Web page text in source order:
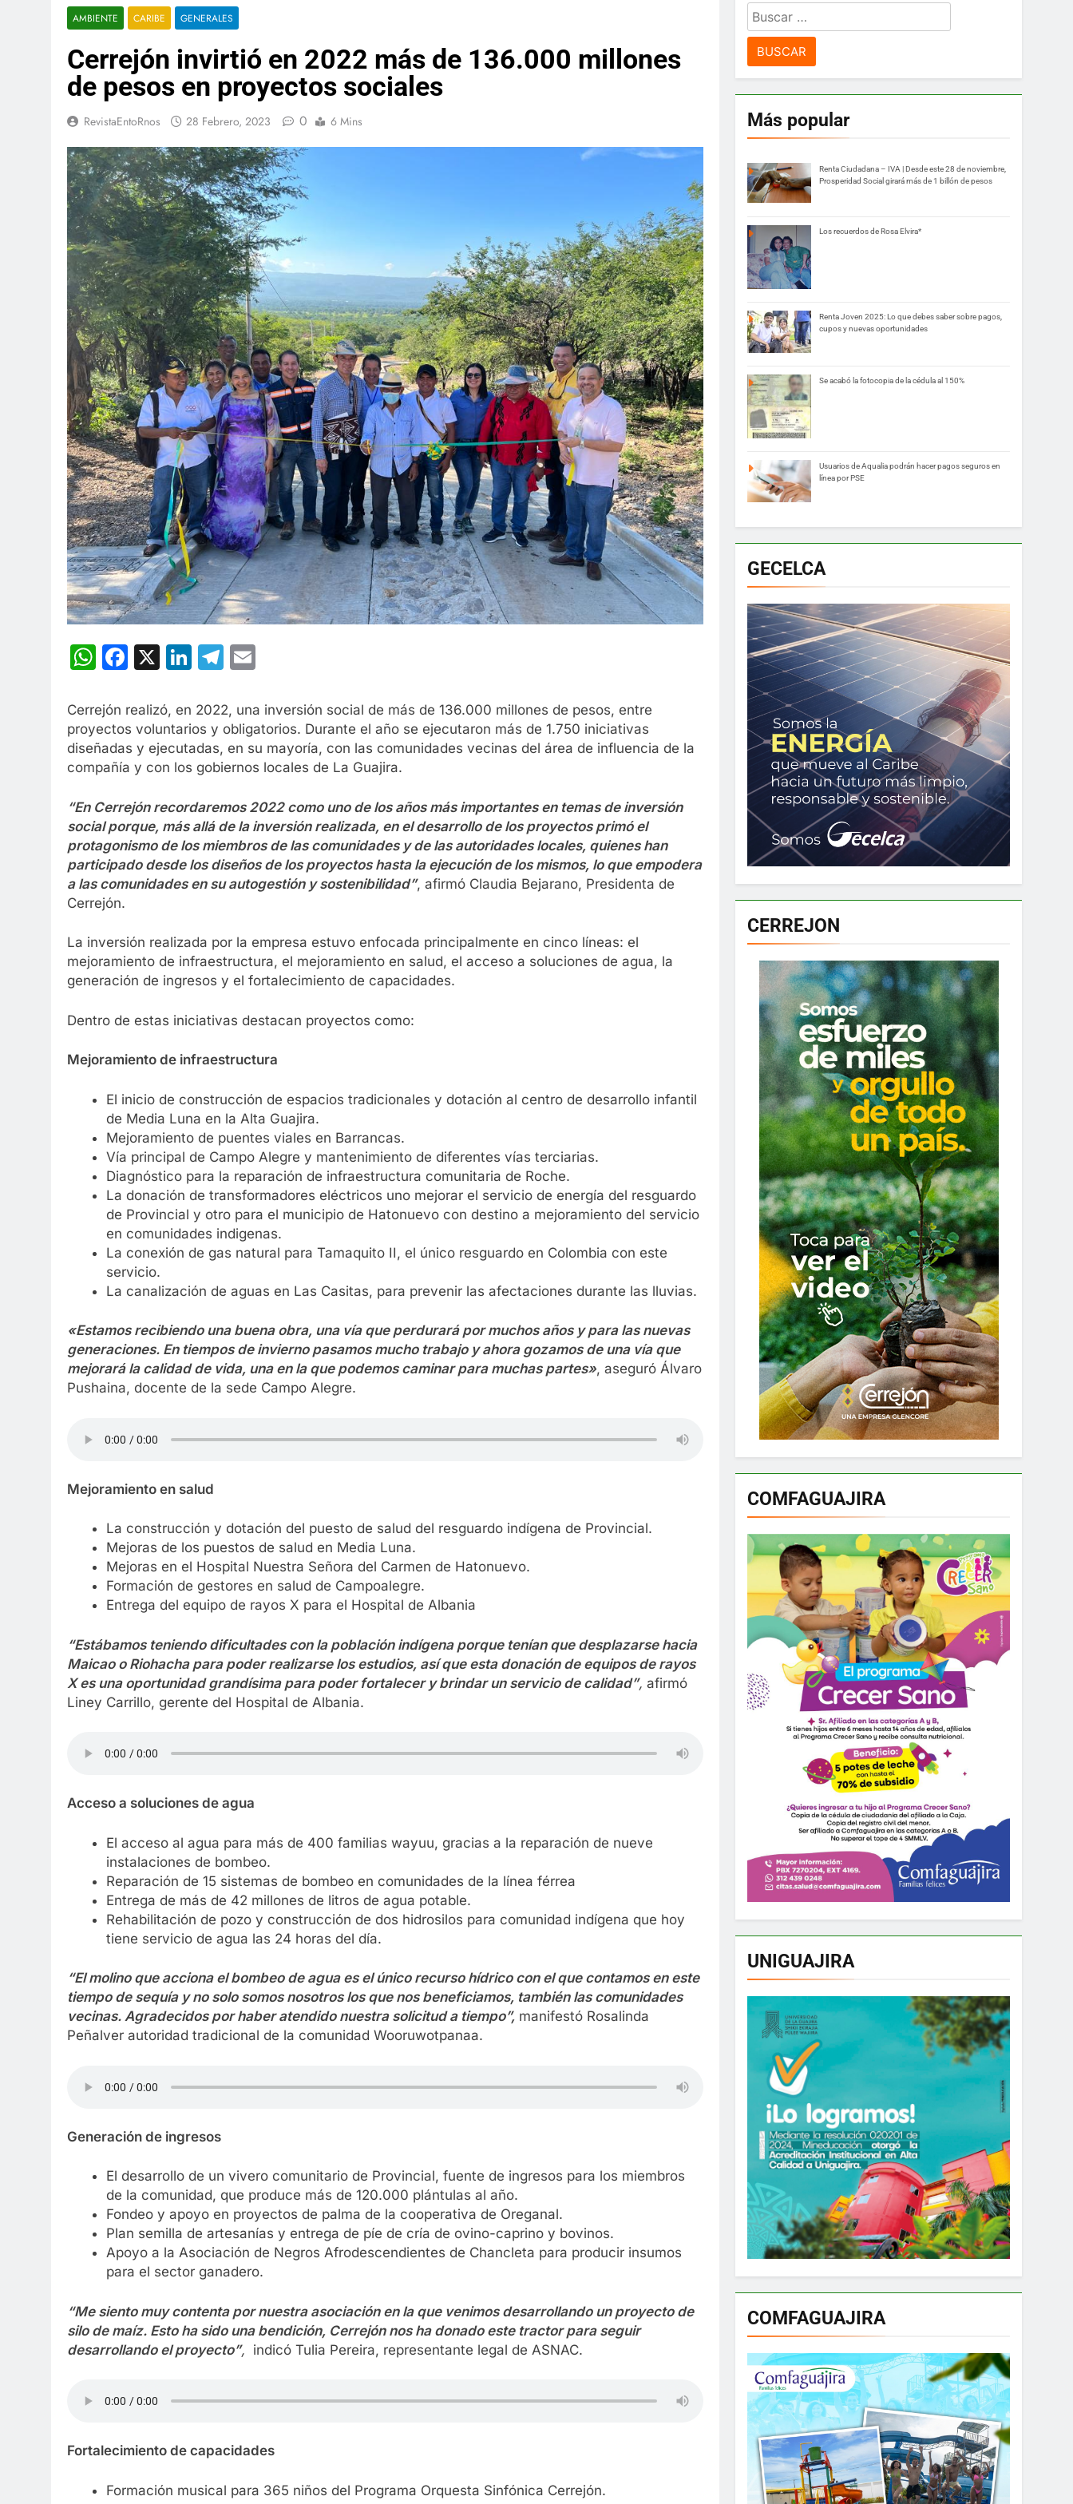
AMBIENTE CARIBE GENERALES
Cerrejón invirtió en 2022 más de 136.000 millones
de pesos en proyectos sociales
RevistaEntoRnos 28 Febrero, 2023 0 6 Mins
WhatsApp
Facebook
X LinkedIn
Telegram
Cerrejón realizó, en 2022, una inversión social de más de 136.000 millones de pesos, entre
proyectos voluntarios y obligatorios. Durante el año se ejecutaron más de 1.750 iniciativas
diseñadas y ejecutadas, en su mayoría, con las comunidades vecinas del área de influencia de la
compañía y con los gobiernos locales de La Guajira.
“En Cerrejón recordaremos 2022 como uno de los años más importantes en temas de inversión
social porque, más allá de la inversión realizada, en el desarrollo de los proyectos primó el
protagonismo de los miembros de las comunidades y de las autoridades locales, quienes han
participado desde los diseños de los proyectos hasta la ejecución de los mismos, lo que empodera
a las comunidades en su autogestión y sostenibilidad”, afirmó Claudia Bejarano, Presidenta de
Cerrejón.
La inversión realizada por la empresa estuvo enfocada principalmente en cinco líneas: el
mejoramiento de infraestructura, el mejoramiento en salud, el acceso a soluciones de agua, la
generación de ingresos y el fortalecimiento de capacidades.
Dentro de estas iniciativas destacan proyectos como:
Mejoramiento de infraestructura
El inicio de construcción de espacios tradicionales y dotación al centro de desarrollo infantil
de Media Luna en la Alta Guajira.
Mejoramiento de puentes viales en Barrancas.
Vía principal de Campo Alegre y mantenimiento de diferentes vías terciarias.
Diagnóstico para la reparación de infraestructura comunitaria de Roche.
La donación de transformadores eléctricos uno mejorar el servicio de energía del resguardo
de Provincial y otro para el municipio de Hatonuevo con destino a mejoramiento del servicio
en comunidades indigenas.
La conexión de gas natural para Tamaquito II, el único resguardo en Colombia con este
servicio.
La canalización de aguas en Las Casitas, para prevenir las afectaciones durante las lluvias.
«Estamos recibiendo una buena obra, una vía que perdurará por muchos años y para las nuevas
generaciones. En tiempos de invierno pasamos mucho trabajo y ahora gozamos de una vía que
mejorará la calidad de vida, una en la que podemos caminar para muchas partes», aseguró Álvaro
Pushaina, docente de la sede Campo Alegre.
Mejoramiento en salud
La construcción y dotación del puesto de salud del resguardo indígena de Provincial.
Mejoras de los puestos de salud en Media Luna.
Mejoras en el Hospital Nuestra Señora del Carmen de Hatonuevo.
Formación de gestores en salud de Campoalegre.
Entrega del equipo de rayos X para el Hospital de Albania
“Estábamos teniendo dificultades con la población indígena porque tenían que desplazarse hacia
Maicao o Riohacha para poder realizarse los estudios, así que esta donación de equipos de rayos
X es una oportunidad grandísima para poder fortalecer y brindar un servicio de calidad”, afirmó
Liney Carrillo, gerente del Hospital de Albania.
Acceso a soluciones de agua
El acceso al agua para más de 400 familias wayuu, gracias a la reparación de nueve
instalaciones de bombeo.
Reparación de 15 sistemas de bombeo en comunidades de la línea férrea
Entrega de más de 42 millones de litros de agua potable.
Rehabilitación de pozo y construcción de dos hidrosilos para comunidad indígena que hoy
tiene servicio de agua las 24 horas del día.
“El molino que acciona el bombeo de agua es el único recurso hídrico con el que contamos en este
tiempo de sequía y no solo somos nosotros los que nos beneficiamos, también las comunidades
vecinas. Agradecidos por haber atendido nuestra solicitud a tiempo”, manifestó Rosalinda
Peñalver autoridad tradicional de la comunidad Wooruwotpanaa.
Generación de ingresos
El desarrollo de un vivero comunitario de Provincial, fuente de ingresos para los miembros
de la comunidad, que produce más de 120.000 plántulas al año.
Fondeo y apoyo en proyectos de palma de la cooperativa de Oreganal.
Plan semilla de artesanías y entrega de píe de cría de ovino-caprino y bovinos.
Apoyo a la Asociación de Negros Afrodescendientes de Chancleta para producir insumos
para el sector ganadero.
“Me siento muy contenta por nuestra asociación en la que venimos desarrollando un proyecto de
silo de maíz. Esto ha sido una bendición, Cerrejón nos ha donado este tractor para seguir
desarrollando el proyecto”, indicó Tulia Pereira, representante legal de ASNAC.
Fortalecimiento de capacidades
Formación musical para 365 niños del Programa Orquesta Sinfónica Cerrejón.
Buscar:
Más popular
Renta Ciudadana – IVA | Desde este 28 de noviembre,
Prosperidad Social girará más de 1 billón de pesos
Los recuerdos de Rosa Elvira*
Renta Joven 2025: Lo que debes saber sobre pagos,
cupos y nuevas oportunidades
Se acabó la fotocopia de la cédula al 150%
Usuarios de Aqualia podrán hacer pagos seguros en
línea por PSE
GECELCA
CERREJON
COMFAGUAJIRA
UNIGUAJIRA
COMFAGUAJIRA